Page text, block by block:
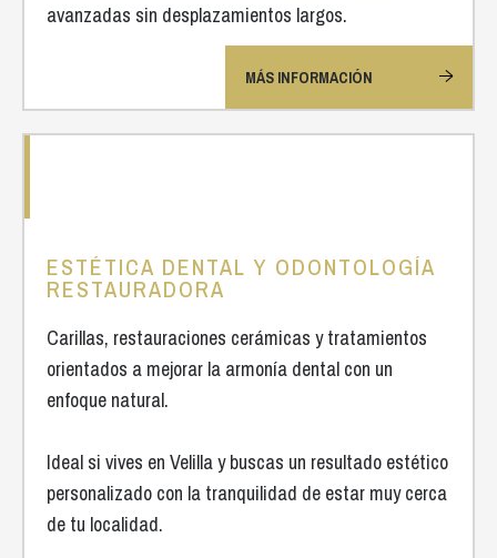
avanzadas sin desplazamientos largos.
MÁS INFORMACIÓN
ESTÉTICA DENTAL Y ODONTOLOGÍA
RESTAURADORA
Carillas, restauraciones cerámicas y tratamientos
orientados a mejorar la armonía dental con un
enfoque natural.
Ideal si vives en Velilla y buscas un resultado estético
personalizado con la tranquilidad de estar muy cerca
de tu localidad.